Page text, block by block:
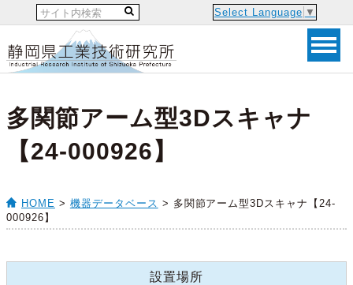
Select Language ▼
多関節アーム型3Dスキャナ
【24-000926】
HOME > 機器データベース > 多関節アーム型3Dスキャナ【24-
000926】
設置場所